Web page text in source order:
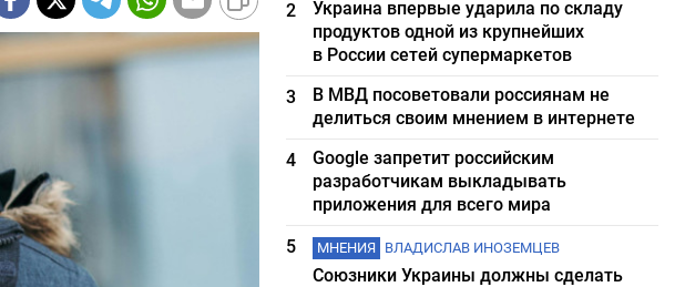
2
Украина впервые ударила по складу
продуктов одной из крупнейших
в России сетей супермаркетов
3
В МВД посоветовали россиянам не
делиться своим мнением в интернете
4
Google запретит российским
разработчикам выкладывать
приложения для всего мира
5
МНЕНИЯ ВЛАДИСЛАВ ИНОЗЕМЦЕВ
Союзники Украины должны сделать